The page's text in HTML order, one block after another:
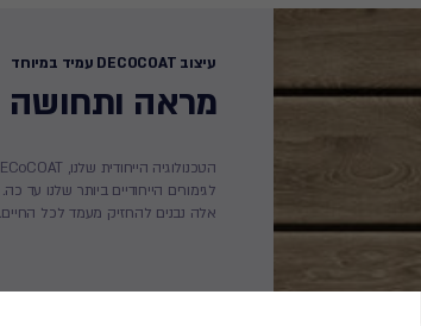
עיצוב DECOCOAT עמיד במיוחד
מראה ותחושה
לגימורים הייחודיים ביותר שלנו
אלה נבנים להחזיק מעמד לכל החיים.